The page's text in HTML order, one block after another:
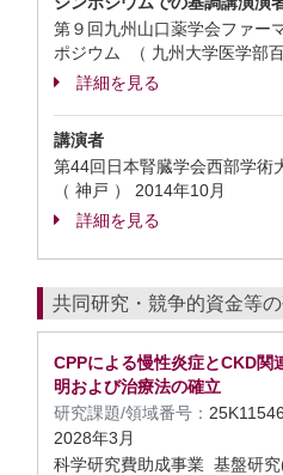
第９回九州山口薬学会ファー
ポジウム （ 九州大学医学部
詳細を見る
講演者
第44回日本腎臓学会西部学
（ 神戸 ） 2014年10月
詳細を見る
共同研究・競争的資金等
CPPによる慢性炎症とCKD関
明および治療法の確立
研究課題/領域番号：
2028年3月
科学研究費助成事業 基盤研究